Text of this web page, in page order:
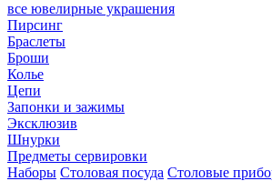
все ювелирные украшения
Пирсинг
Браслеты
Броши
Колье
Цепи
Запонки и зажимы
Эксклюзив
Шнурки
Предметы сервировки
Наборы Столовая посуда Столовые